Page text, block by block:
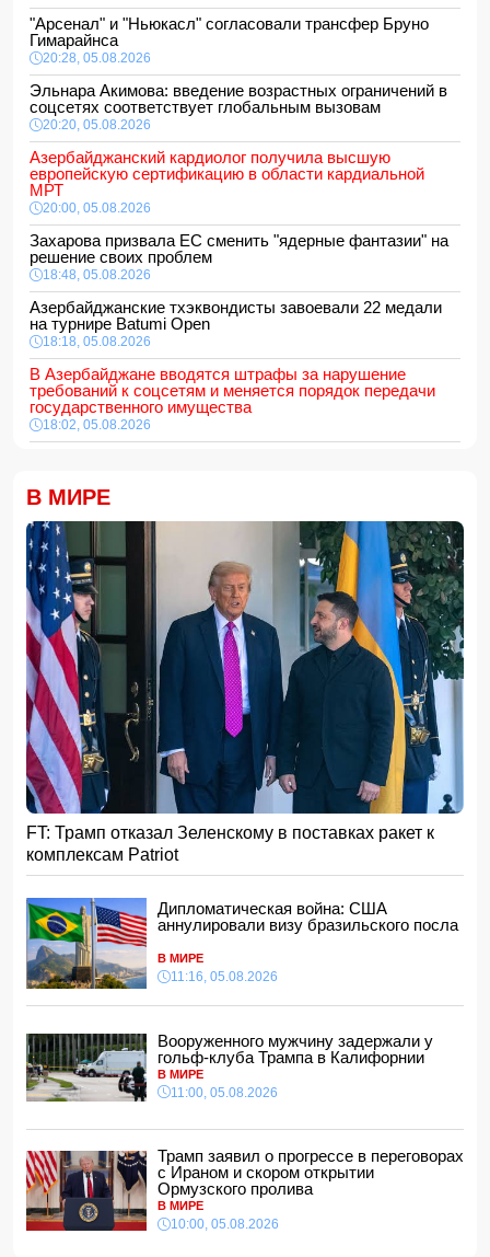
"Арсенал" и "Ньюкасл" согласовали трансфер Бруно
Гимарайнса
20:28, 05.08.2026
Эльнара Акимова: введение возрастных ограничений в
соцсетях соответствует глобальным вызовам
20:20, 05.08.2026
Азербайджанский кардиолог получила высшую
европейскую сертификацию в области кардиальной
МРТ
20:00, 05.08.2026
Захарова призвала ЕС сменить "ядерные фантазии" на
решение своих проблем
18:48, 05.08.2026
Азербайджанские тхэквондисты завоевали 22 медали
на турнире Batumi Open
18:18, 05.08.2026
В Азербайджане вводятся штрафы за нарушение
требований к соцсетям и меняется порядок передачи
государственного имущества
18:02, 05.08.2026
18:00, 05.08.2026
Арестован муж известной ведущей Нигяр Фархад
16:48, 05.08.2026
В Баку мужчина арестован за дебош на кладбище
16:28, 05.08.2026
ВНИМАНИЮ
желающих приобрести новое, полностью
отремонтированное жилье
16:16, 05.08.2026
Определён минимальный порог суммы электронных
переводов
16:00, 05.08.2026
Хикмет Гаджиев: Азербайджан доказал приверженность
мирному процессу с Арменией на практике
15:48, 05.08.2026
УЕФА ввел новые правила по желтым карточкам в
еврокубках
15:28, 05.08.2026
15:08, 05.08.2026
Тахир Будагов посетил Азербайджанское общество
Красного Полумесяца
15:00, 05.08.2026
Ученые предложили амбициозный план по спасению
14:48, 05.08.2026
МИД России обвинил Киев в попытках усилить
эскалацию конфликта
14:34, 05.08.2026
Судья Верховного суда Азербайджана вышел на
пенсию
В МИРЕ
FT: Трамп отказал Зеленскому в поставках ракет к
комплексам Patriot
Дипломатическая война: США
аннулировали визу бразильского посла
В МИРЕ
11:16, 05.08.2026
Вооруженного мужчину задержали у
гольф-клуба Трампа в Калифорнии
В МИРЕ
11:00, 05.08.2026
Трамп заявил о прогрессе в переговорах
с Ираном и скором открытии
Ормузского пролива
В МИРЕ
10:00, 05.08.2026